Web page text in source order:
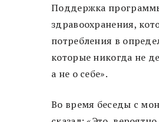
Поддержка
здравоохранения,
потребления в
которые никогда не
а не о себе».
Во время беседы с